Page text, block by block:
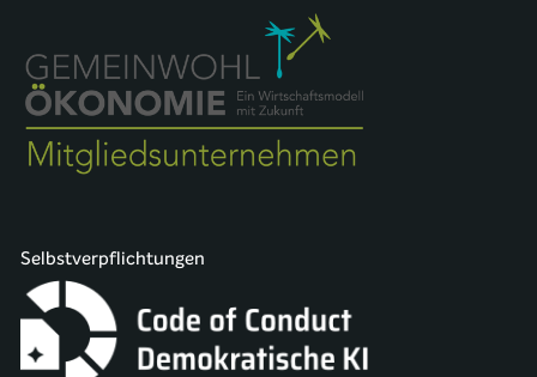
Selbstverpflichtungen